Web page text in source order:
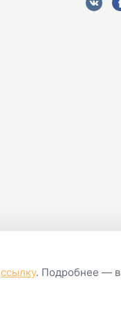
ссылку. Подробнее — в